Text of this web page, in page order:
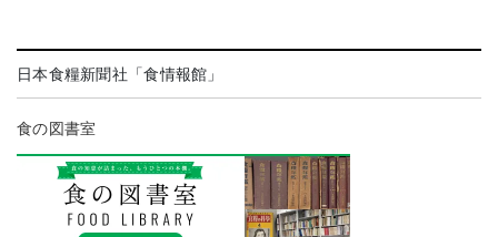
日本食糧新聞社「食情報館」
食の図書室